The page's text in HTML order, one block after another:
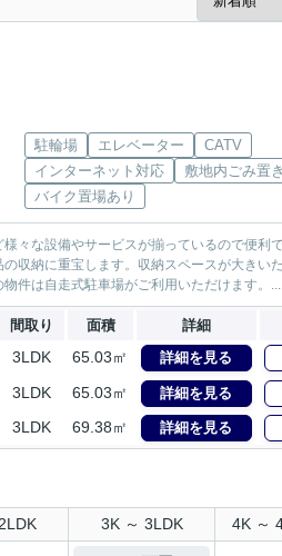
駐輪場 エレベーター
CATV
インターネット対応
敷地内ごみ置
バイク置場あり
々な設備やサービスが揃っているので便利
収納に重宝します。収納スペースが大きい
件は自走式駐車場がご利用いただけます。...
間取り 面積 詳細
3LDK 65.03㎡ 詳細を見る
3LDK 65.03㎡ 詳細を見る
3LDK 69.38㎡ 詳細を見る
3K ～ 3LDK 4K ～